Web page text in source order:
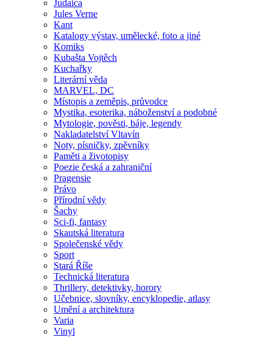
Judaica
Jules Verne
Kant
Katalogy výstav, umělecké, foto a jiné
Komiks
Kubašta Vojtěch
Kuchařky
Literární věda
MARVEL, DC
Místopis a zeměpis, průvodce
Mystika, esoterika, náboženství a podobné
Mytologie, pověsti, báje, legendy
Nakladatelství Vltavín
Noty, písničky, zpěvníky
Paměti a životopisy
Poezie česká a zahraniční
Pragensie
Právo
Přírodní vědy
Šachy
Sci-fi, fantasy
Skautská literatura
Společenské vědy
Sport
Stará Říše
Technická literatura
Thrillery, detektivky, horory
Učebnice, slovníky, encyklopedie, atlasy
Umění a architektura
Varia
Vinyl